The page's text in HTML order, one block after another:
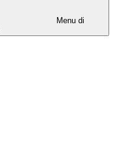
Menu di